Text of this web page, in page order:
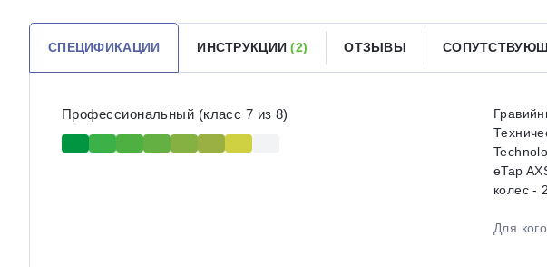
СПЕЦИФИКАЦИИ ИНСТРУКЦИИ(2) ОТЗЫВЫ
Профессиональный (класс 7 из 8)
eTap
колес -
Для
Оставшиеся
Подробнееоб